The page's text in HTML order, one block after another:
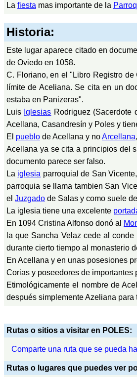
La fiesta mas importante de la
Historia:
Este lugar aparece citado en
de Oviedo en 1058.
C. Floriano, en el "Libro Registro
límite de Aceliana. Se cita en un
estaba en Panizeras".
Luis Iglesias Rodriguez (Sacerdote
Acellana, Casandresín y Poles y
El pueblo de Acellana y noArcellana
Acellana ya se cita a principios del
documento parece ser falso.
La iglesia parroquial de San
parroquia se llama tambien San
el Juzgado de Salas y como suele
La iglesia tiene una excelente
En 1094 Cristina Alfonso donó al
la que Sancha Velaz cede al
durante cierto tiempo al monasterio
En Acellana y en unas posesiones
Corias y poseedores de
Etimológicamente el nombre de
después simplemente Azeliana
Rutas o sitios a visitar en POLES:
Comparte una ruta que se pueda
Rutas o lugares que puedes ver